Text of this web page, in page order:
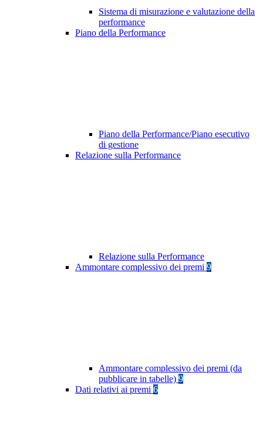
Sistema di misurazione e valutazione della
performance
Piano della Performance
Piano della Performance/Piano esecutivo
di gestione
Relazione sulla Performance
Relazione sulla Performance
Ammontare complessivo dei premi 9
Ammontare complessivo dei premi (da
pubblicare in tabelle) 9
Dati relativi ai premi 6